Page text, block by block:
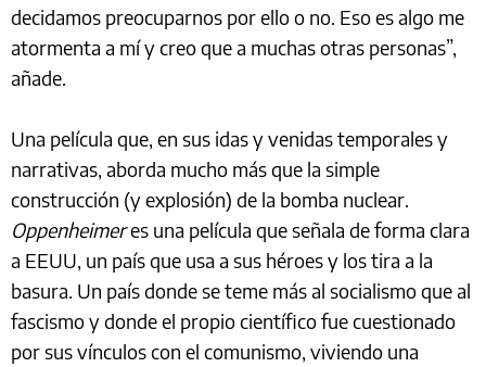
decidamos preocuparnos por ello o no. Eso es algo me
atormenta a mí y creo que a muchas otras personas”,
añade.
Una película que, en sus idas y venidas temporales y
narrativas, aborda mucho más que la simple
construcción (y explosión) de la bomba nuclear.
Oppenheimeres una película que señala de forma clara
a EEUU, un país que usa a sus héroes y los tira a la
basura. Un país donde se teme más al socialismo que al
fascismo y donde el propio científico fue cuestionado
por sus vínculos con el comunismo, viviendo una